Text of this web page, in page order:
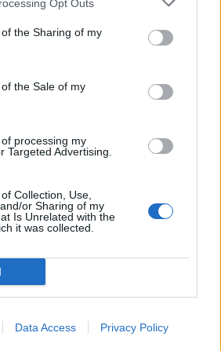
Opt Outs
the Sharing of my
the Sale of my
processing my
Targeted Advertising.
Collection, Use,
or Sharing of my
Is Unrelated with the
it was collected.
Data Access Privacy Policy
de seizoensstart eruit
zich uit over Feyenoord-
nog alle kanten op'
nieuwe nummer één na
Wellenreuther
voorstel aan beoogde nieuwe
maakt werk van Hadj
wacht op bod
definitief afscheid van
zet woning te koop
haalt hard uit na opmerkingen